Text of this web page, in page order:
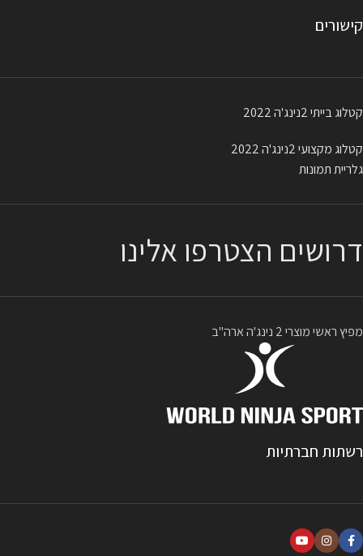
קישורים
קטלוג בייתי 2נינג'ה 2022
קטלוג מקצועי 2נינג'ה 2022
גלריית תמונות
דרושים הצטרפו אלינו
מפיץ ראשי מוצרי 2 נינג'ה ארה"ב
רשתות חברתיות